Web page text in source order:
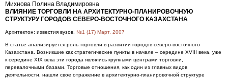
Михнова Полина Владимировна
ВЛИЯНИЕ ТОРГОВЛИ НА АРХИТЕКТУРНО-ПЛАНИРОВОЧНУЮ
СТРУКТУРУ ГОРОДОВ СЕВЕРО-ВОСТОЧНОГО КАЗАХСТАНА
Архитектон: известия вузов. №1 (17) Март, 2007
В статье анализируется роль торговли в развитии городов северо-восточного
Казахстана. Возникшие как стратегические пункты в начале – середине ХVIII века, уже
к середине ХIХ века эти города являлись крупными центрами торговли,
перевалочными базами. Торговые отношения, как один из главных видов
деятельности, нашли свое отражение в архитектурно-планировочной структуре